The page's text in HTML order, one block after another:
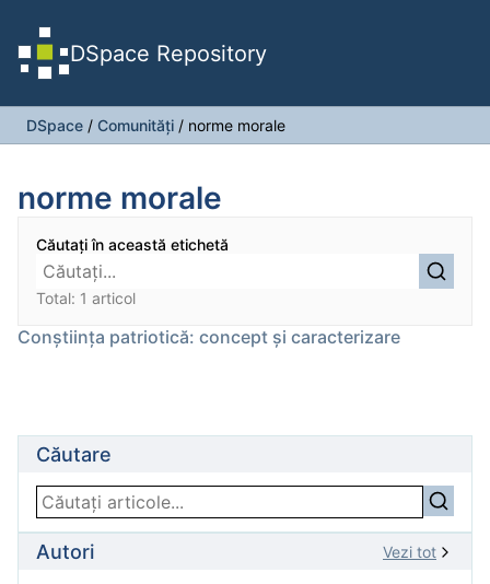
DSpace Repository
DSpace / Comunități / norme morale
norme morale
Căutați în această etichetă
Total: 1 articol
Conștiința patriotică: concept și caracterizare
Căutare
Autori Vezi tot